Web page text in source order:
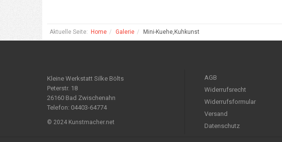
Aktuelle Seite: Home Galerie Mini-Kuehe,Kuhkunst
Kleine Werkstatt Silke Bölts
Peterstr. 18
26160 Bad Zwischenahn
Telefon: 04403-64774
© 2024 Kunstmacher.net
AGB
Widerrufsrecht
Widerrufsformular
Versand
Datenschutz